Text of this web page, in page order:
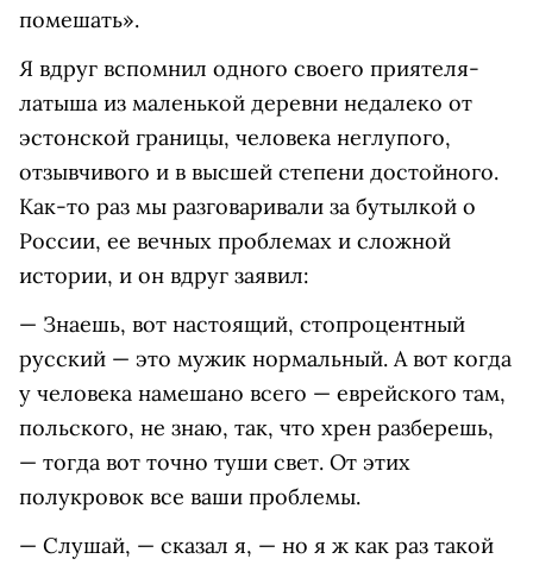
помешать».
Я вдруг вспомнил одного своего приятеля-
латыша из маленькой деревни недалеко от
эстонской границы, человека неглупого,
отзывчивого и в высшей степени достойного.
Как-то раз мы разговаривали за бутылкой о
России, ее вечных проблемах и сложной
истории, и он вдруг заявил:
— Знаешь, вот настоящий, стопроцентный
русский — это мужик нормальный. А вот когда
у человека намешано всего — еврейского там,
польского, не знаю, так, что хрен разберешь,
— тогда вот точно туши свет. От этих
полукровок все ваши проблемы.
— Слушай, — сказал я, — но я ж как раз такой